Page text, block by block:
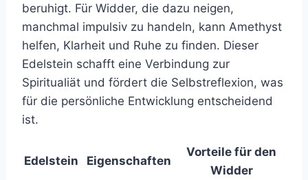
beruhigt. Für Widder, die dazu neigen,
manchmal impulsiv zu handeln, kann Amethyst
helfen, Klarheit und Ruhe zu finden. Dieser
Edelstein schafft eine Verbindung zur
Spiritualiät und fördert die Selbstreflexion, was
für die persönliche Entwicklung entscheidend
ist.
Edelstein Eigenschaften
Vorteile für den
Widder